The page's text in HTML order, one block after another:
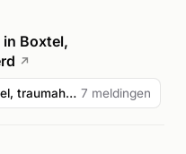
in Boxtel,
↗
Reanimatie Puccinistraat Boxtel, traumahelikopter gealarm... 7 meldingen